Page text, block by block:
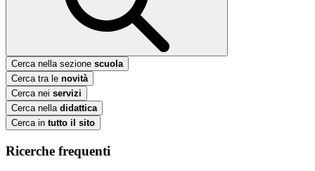
Cerca nella sezione scuola
Cerca tra le novità
Cerca nei servizi
Cerca nella didattica
Cerca in tutto il sito
Ricerche frequenti